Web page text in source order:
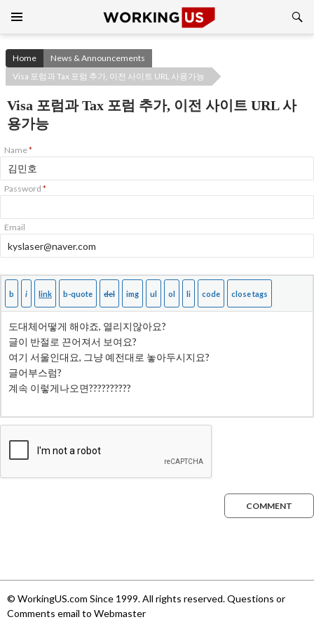
CONTENT
Home
News & Announcements
Visa 포럼과 Tax 포럼 추가, 이전 사이트 URL 사용가능
Visa 포럼과 Tax 포럼 추가, 이전 사이트 URL 사
용가능
Name*
Password *
Email
COMMENT
© WorkingUS.com Since 1999. All rights reserved. Questions or
Comments email to Webmaster